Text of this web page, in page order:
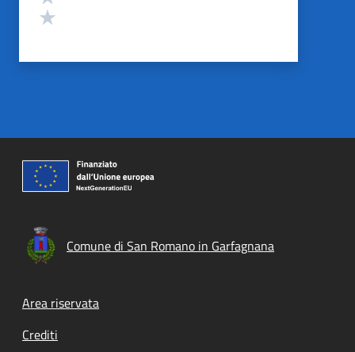
Comune di San Romano in Garfagnana
Footer menu
Area riservata
Crediti